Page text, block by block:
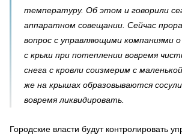
температуру. Об этом и говорили
аппаратном совещании. Сейчас
вопрос с управляющими компаниями
с крыш при потеплении вовремя
снега с кровли соизмерим с
же на крышах образовываются
вовремя ликвидировать.
Городские власти будут контролировать